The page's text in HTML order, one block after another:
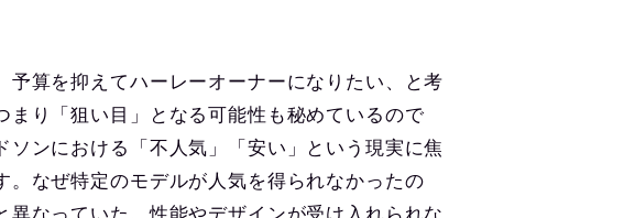
算を抑えてハーレーオーナーになりたい、と考
り「狙い目」となる可能性も秘めているので
ンにおける「不人気」「安い」という現実に焦
なぜ特定のモデルが人気を得られなかったの
なっていた、性能やデザインが受け入れられな